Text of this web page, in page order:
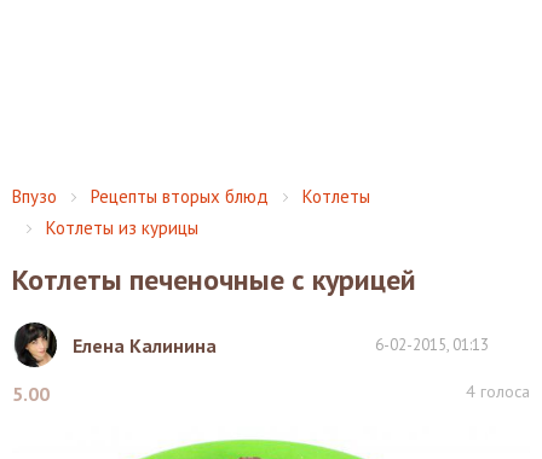
Впузо Рецепты вторых блюд
Котлеты
Котлеты из курицы
Котлеты печеночные с курицей
Елена Калинина 6-02-2015, 01:13
5.00 4 голоса